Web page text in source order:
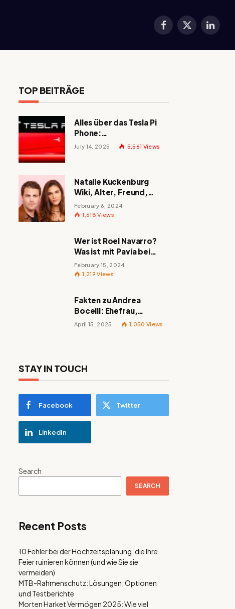
Facebook
X
TOP BEITRÄGE
Alles über das Tesla Pi
Phone:
Erscheinungsdatum,
July 14, 2025 5,561 Views
Natalie Kuckenburg
Wiki, Alter, Freund,
Größe, Nationalität,
Eltern und mehr
February 6, 2024
1,618Views
Wer ist Roel Navarro?
Was ist mit Pavia bei
„Mayans MC“ passiert?
February 15, 2024
1,219Views
Fakten zu Andrea
Bocelli: Ehefrau,
berühmte Lieder,
April 15, 2025 1,050 Views
STAY IN TOUCH
Facebook Twitter
LinkedIn
Search
SEARCH
Recent Posts
10 Fehler bei der Hochzeitsplanung, die Ihre
Feier ruinieren können (und wie Sie sie
vermeiden)
MTB-Rahmenschutz: Lösungen, Optionen
und Testberichte
Morten Harket Vermögen 2025: Wie viel